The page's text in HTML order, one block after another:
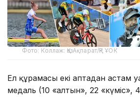
Фото: Коллаж: ҚазАқпарат/ҚР ҰОК
Ел құрамасы екі аптадан астам
медаль (10 «алтын», 22 «күміс»,